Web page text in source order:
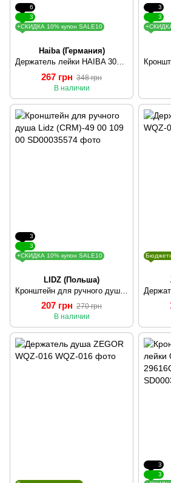
6
3
+СКИДКА 10% купон SALE10
Haiba (Германия)
Держатель лейки HAIBA 3004 HB0511
267 грн 348 грн
В наличии
3
3
3
3
+СКИДКА 10% купон SALE10
LIDZ (Польша)
207 грн 270 грн
В наличии
3
3